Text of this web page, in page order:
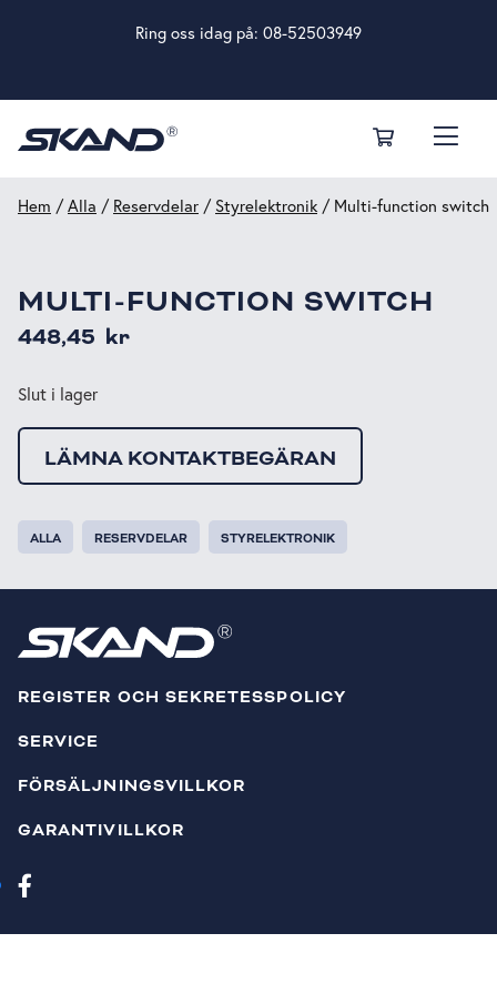
Ring oss idag på: 08-52503949
Hem /Alla / Reservdelar / Styrelektronik / Multi-function switch
MULTI-FUNCTION SWITCH
448,45 kr
Slut i lager
LÄMNA KONTAKTBEGÄRAN
ALLA RESERVDELAR STYRELEKTRONIK
REGISTER OCH SEKRETESSPOLICY
SERVICE
FÖRSÄLJNINGSVILLKOR
GARANTIVILLKOR